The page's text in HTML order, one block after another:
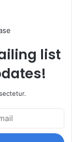
list